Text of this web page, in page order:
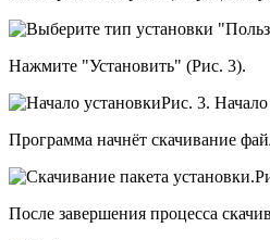
Нажмите "Установить" (Рис. 3).
Рис. 3.
Программа начнёт скачивание
После завершения процесса